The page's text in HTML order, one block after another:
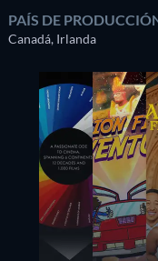
PAÍS DE
Canadá, Irlanda